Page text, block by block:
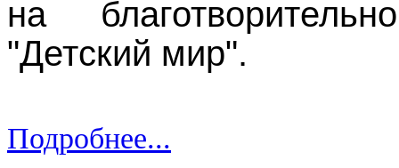
на
"Детский мир".
Подробнее...